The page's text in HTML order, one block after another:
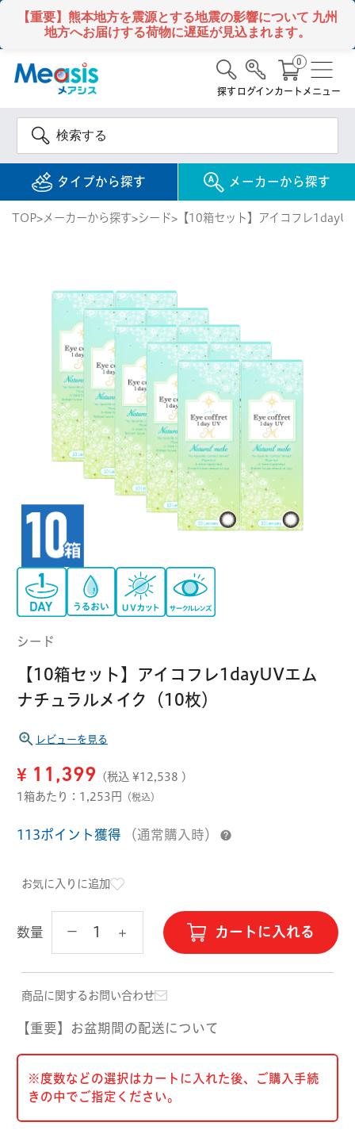
【重要】熊本地方を震源とする地震の影響について 九州
地方へお届けする荷物に遅延が見込まれます。
タイプから探す メーカーから探す
探す ログインカート
0
メニュー
2WEEK / 2週間 使い捨て
1MONTH / 1ヶ月 使い捨て
乱視用コンタクトレンズ
遠近両用 コンタクトレンズ
カラーコンタクトレンズ
ハード コンタクトレンズ
ソフト
定期便
ソフト・使い捨て用
ハード用
オプション品
メアシス
クーパービジョン ボシュロム
日本アルコン シード
メニコン
アイレ
アイミー 東レ
検 索
INFORMATION
MYコンタクト（らくらく再購入）
はじめての方へ
おトク定期便
Myクーポン
ご利用案内
当社について
TOP メーカーから探す シード 【10箱セット】アイコフレ
シード
【10箱セット】アイコフレ1dayUVエム
ナチュラルメイク（10枚）
レビューを見る
¥ 11,399 (税込 ¥12,538 )
1箱あたり：1,253円
（税込）
113ポイント獲得 （通常購入時）
お気に入りに追加
数量 カートに入れる
商品に関するお問い合わせ
【重要】お盆期間の配送について
※度数などの選択はカートに入れた後、ご購入手続
きの中でご指定ください。